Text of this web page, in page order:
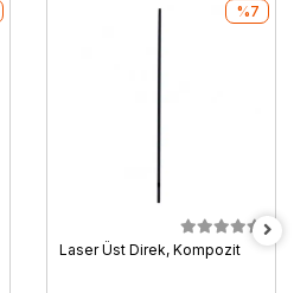
Laser Üst Direk, Kompozit
%7